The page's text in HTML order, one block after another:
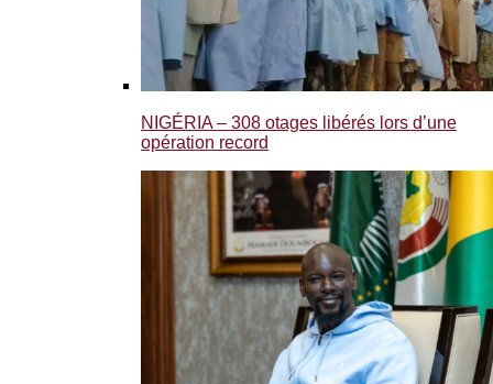
NIGÉRIA – 308 otages libérés lors d’une
opération record